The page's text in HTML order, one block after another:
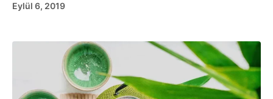
Eylül 6, 2019